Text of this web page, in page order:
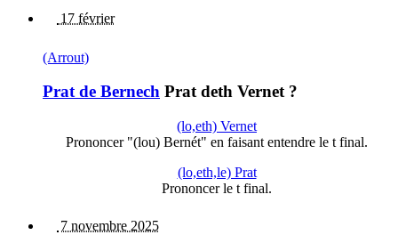
17 février
(Arrout)
Prat de Bernech Prat deth Vernet ?
(lo,eth) Vernet
Prononcer "(lou) Bernét" en faisant entendre le t final.
(lo,eth,le) Prat
Prononcer le t final.
7 novembre 2025